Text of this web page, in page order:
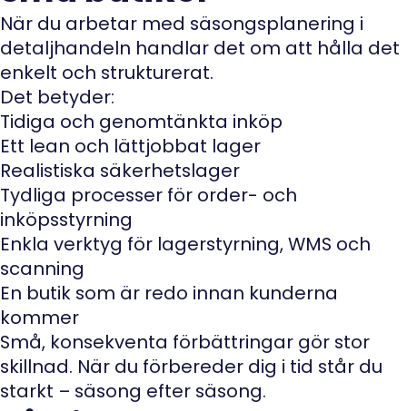
När du arbetar med säsongsplanering i
detaljhandeln handlar det om att hålla det
enkelt och strukturerat.
Det betyder:
Tidiga och genomtänkta inköp
Ett lean och lättjobbat lager
Realistiska säkerhetslager
Tydliga processer för order- och
inköpsstyrning
Enkla verktyg för lagerstyrning, WMS och
scanning
En butik som är redo innan kunderna
kommer
Små, konsekventa förbättringar gör stor
skillnad. När du förbereder dig i tid står du
starkt – säsong efter säsong.